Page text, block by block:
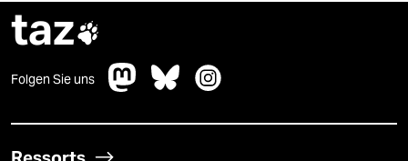
taz
Folgen Sie uns